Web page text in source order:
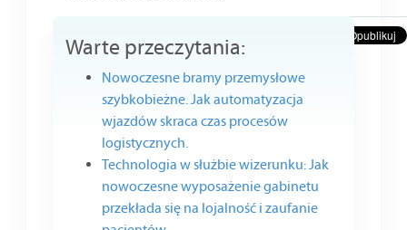
Warte przeczytania:
Nowoczesne bramy przemysłowe
szybkobieżne. Jak automatyzacja
wjazdów skraca czas procesów
logistycznych.
Technologia w służbie wizerunku: Jak
nowoczesne wyposażenie gabinetu
przekłada się na lojalność i zaufanie